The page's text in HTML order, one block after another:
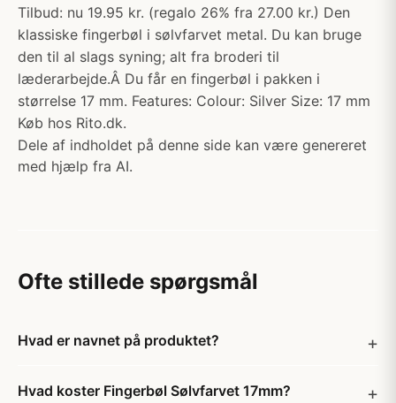
Tilbud: nu 19.95 kr. (regalo 26% fra 27.00 kr.) Den
klassiske fingerbøl i sølvfarvet metal. Du kan bruge
den til al slags syning; alt fra broderi til
læderarbejde.Â Du får en fingerbøl i pakken i
størrelse 17 mm. Features: Colour: Silver Size: 17 mm
Køb hos Rito.dk.
Dele af indholdet på denne side kan være genereret
med hjælp fra AI.
Ofte stillede spørgsmål
Hvad er navnet på produktet?
Hvad koster Fingerbøl Sølvfarvet 17mm?